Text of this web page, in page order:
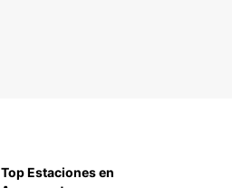
Top Estaciones en